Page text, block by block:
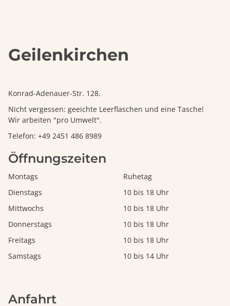
Geilenkirchen
Konrad-Adenauer-Str. 128.
Nicht vergessen: geeichte Leerflaschen und eine Tasche!
Wir arbeiten "pro Umwelt".
Telefon: +49 2451 486 8989
Öffnungszeiten
Montags
Dienstags
Mittwochs
Donnerstags
Freitags
Samstags
Ruhetag
10 bis 18 Uhr
10 bis 18 Uhr
10 bis 18 Uhr
10 bis 18 Uhr
10 bis 14 Uhr
Anfahrt